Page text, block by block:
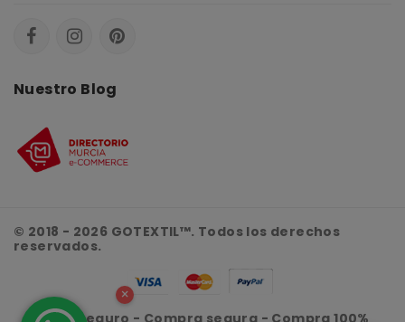
×
Nuestro Blog
© 2018 - 2026 GOTEXTIL™. Todos los derechos
reservados.
Envío seguro - Compra segura - Compra 100%